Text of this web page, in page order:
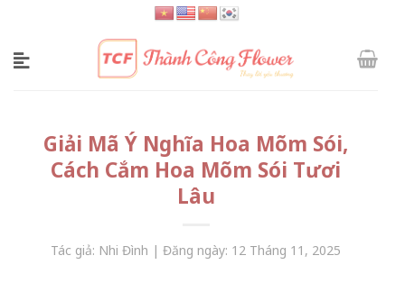
content
Giải Mã Ý Nghĩa Hoa Mõm Sói,
Cách Cắm Hoa Mõm Sói Tươi
Lâu
Tác giả: Nhi Đình | Đăng ngày: 12 Tháng 11, 2025